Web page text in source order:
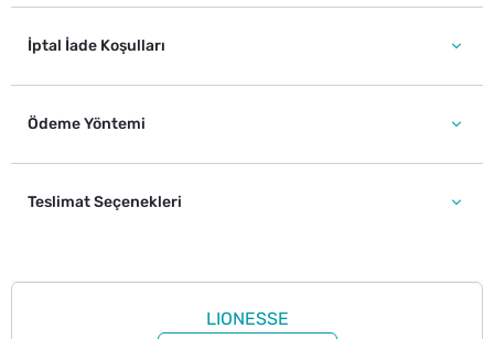
İptal İade Koşulları
Ödeme Yöntemi
Teslimat Seçenekleri
LIONESSE